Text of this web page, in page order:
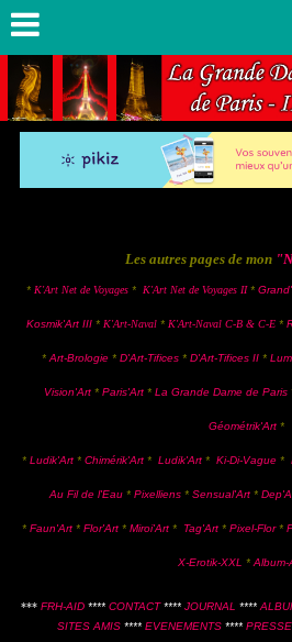
Les autres pages de mon
*- K'Art Net de Voyages*- K'Art Net de Voyages II *
Kosmik'Art III * K'Art-Naval*- K'Art-Naval C-B & C-E *
*- Art-Brologie* D'Art-Tifices * D'Art-Tifices II *
Vision'Art * Paris'Art* La Grande Dame de Paris
Géométrik'Art *
* Ludik'Art * Chimérik'Art * Ludik'Art * Ki-Di-Vague *
Au Fil de l'Eau * Pixelliens* Sensual'Art*
* Faun'Art * Flor'Art * Miroi'Art * Tag'Art * Pixel-Flor*
X-Erotik-XXL * Album-
*** FRH-AID**** CONTACT **** JOURNAL ****
SITES AMIS ****EVENEMENTS **** PRESSE